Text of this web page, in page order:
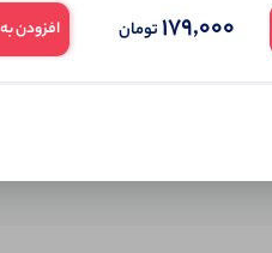
179,000تومان افزودن